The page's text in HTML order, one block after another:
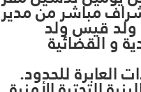
مباشر من مدير
ولد قيس ولد
و القضائية
العابرة للحدود.